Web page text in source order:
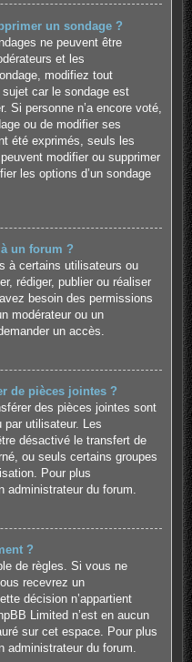
un sondage ?
ne peuvent être
et les
modifiez tout
car le sondage est
Si personne n’a encore voté,
ou de modifier ses
été exprimés, seuls les
modifier ou supprimer
les options d’un sondage
un forum ?
à certains utilisateurs ou
rédiger, publier ou réaliser
besoin des permissions
modérateur ou un
un accès.
de pièces jointes ?
des pièces jointes sont
par utilisateur. Les
désactivé le transfert de
ou seuls certains groupes
Pour plus
administrateur du forum.
?
de règles. Si vous ne
recevrez un
décision n’appartient
Limited n’est en aucun
sur cet espace. Pour plus
administrateur du forum.